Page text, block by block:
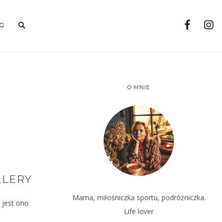
jest ono
O MNIE
Mama, miłośniczka sportu, podróżniczka.
Life lover